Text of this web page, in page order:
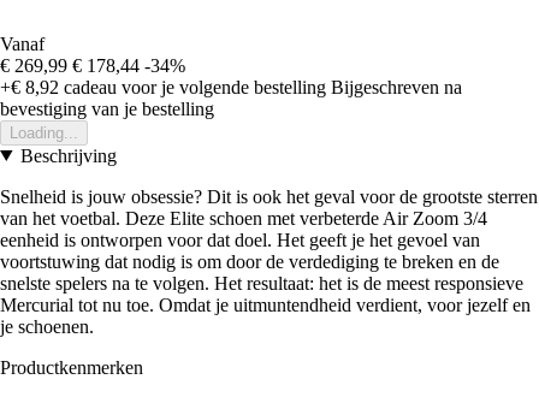
Vanaf
€ 269,99 € 178,44 -34%
+€ 8,92 cadeau voor je volgende bestelling Bijgeschreven na
bevestiging van je bestelling
Loading...
Beschrijving
Snelheid is jouw obsessie? Dit is ook het geval voor de grootste sterren
van het voetbal. Deze Elite schoen met verbeterde Air Zoom 3/4
eenheid is ontworpen voor dat doel. Het geeft je het gevoel van
voortstuwing dat nodig is om door de verdediging te breken en de
snelste spelers na te volgen. Het resultaat: het is de meest responsieve
Mercurial tot nu toe. Omdat je uitmuntendheid verdient, voor jezelf en
je schoenen.
Productkenmerken